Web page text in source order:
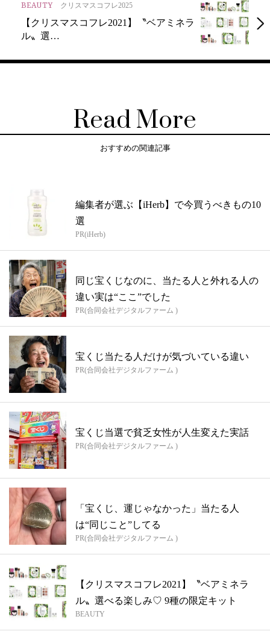
BEAUTY クリスマスコフレ2025
【クリスマスコフレ2021】〝ベアミネラ
ル〟選…
Read More
おすすめの関連記事
編集者が選ぶ【iHerb】で今買うべきもの10
選
PR(iHerb)
同じ宝くじなのに、当たる人と外れる人の
違い実は“ここ”でした
PR(合同会社デジタルファーム )
宝くじ当たる人だけが気づいている違い
PR(合同会社デジタルファーム )
宝くじ当選で貧乏女性が人生変えた実話
PR(合同会社デジタルファーム )
「宝くじ、運じゃなかった」当たる人
は“同じこと”してる
PR(合同会社デジタルファーム )
【クリスマスコフレ2021】〝ベアミネラ
ル〟選べる楽しみ♡ 9種の限定キット
BEAUTY